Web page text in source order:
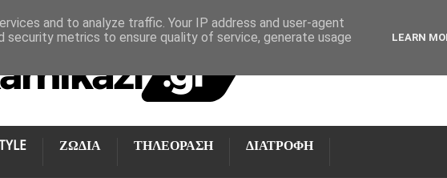
ΖΩΔΙΑ ΤΗΛΕΟΡΑΣΗ ΔΙΑΤΡΟΦΗ
and to analyze traffic. Your IP address and user-agent
security metrics to ensure quality of service, generate usage
LEARN